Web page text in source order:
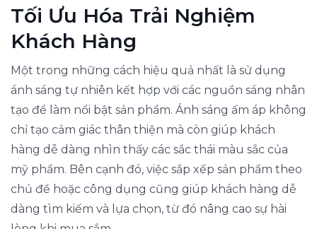
Tối Ưu Hóa Trải Nghiệm
Khách Hàng
Một trong những cách hiệu quả nhất là sử dụng
ánh sáng tự nhiên kết hợp với các nguồn sáng nhân
tạo để làm nổi bật sản phẩm. Ánh sáng ấm áp không
chỉ tạo cảm giác thân thiện mà còn giúp khách
hàng dễ dàng nhìn thấy các sắc thái màu sắc của
mỹ phẩm. Bên cạnh đó, việc sắp xếp sản phẩm theo
chủ đề hoặc công dụng cũng giúp khách hàng dễ
dàng tìm kiếm và lựa chọn, từ đó nâng cao sự hài